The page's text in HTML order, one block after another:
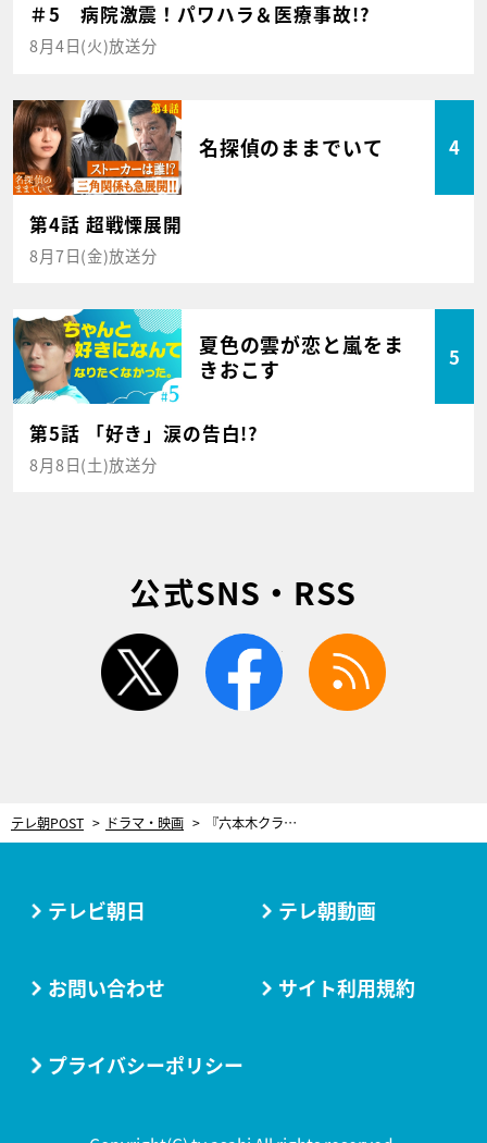
＃5 病院激震！パワハラ＆医療事故!?
8月4日(火)放送分
名探偵のままでいて 4
第4話 超戦慄展開
8月7日(金)放送分
夏色の雲が恋と嵐をま
きおこす
5
第5話 「好き」涙の告白!?
8月8日(土)放送分
公式SNS・RSS
twitter facebook
テレ朝POST ドラマ・映画 『六本木クラス』さらなる怒涛の展開！新（竹内涼真）と茂（香川照之）の対決が激化
テレビ朝日 テレ朝動画
お問い合わせ サイト利用規約
プライバシーポリシー